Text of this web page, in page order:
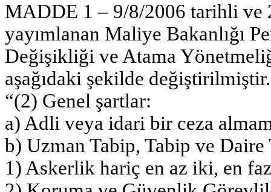
MADDE 1 – 9/8/2006 tarihli ve
yayımlanan Maliye Bakanlığı
Değişikliği ve Atama
aşağıdaki şekilde değiştirilmiştir.
“(2) Genel şartlar:
a) Adli veya idari bir ceza
b) Uzman Tabip, Tabip ve Daire
1) Askerlik hariç en az iki, en